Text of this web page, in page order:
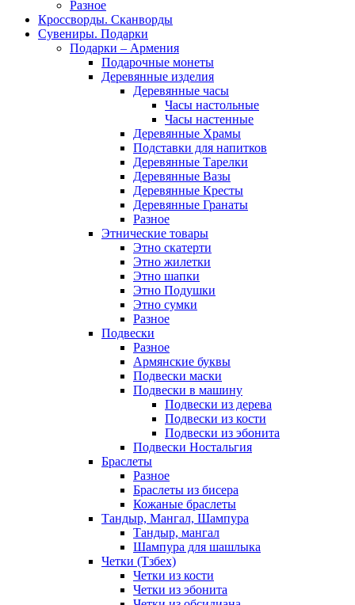
Разное
Кроссворды. Сканворды
Сувениры. Подарки
Подарки – Армения
Подарочные монеты
Деревянные изделия
Деревянные часы
Часы настольные
Часы настенные
Деревянные Храмы
Подставки для напитков
Деревянные Тарелки
Деревянные Вазы
Деревянные Кресты
Деревянные Гранаты
Разное
Этнические товары
Этно скатерти
Этно жилетки
Этно шапки
Этно Подушки
Этно сумки
Разное
Подвески
Разное
Армянские буквы
Подвески маски
Подвески в машину
Подвески из дерева
Подвески из кости
Подвески из эбонита
Подвески Ностальгия
Браслеты
Разное
Браслеты из бисера
Кожаные браслеты
Тандыр, Мангал, Шампура
Тандыр, мангал
Шампура для шашлыка
Четки (Тзбех)
Четки из кости
Четки из эбонита